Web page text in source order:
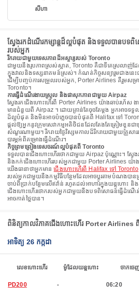
សីហា
ស្វែងរកដំណើរកម្សាន្តដ៏ល្អបំផុត និងទទួលបានបទពិ
របស់អ្នក
រីករាយជាមួយទេសភាពដ៏អស្ចារ្យរបស់ Toronto
ជាមួយនឹងរូបភាពស្រស់ស្អាត, Toronto គឺជាទីគេស្រលាញ់ដែ
ក្នុងវាលនិងទស្សនាគមន៍ស្រស់។ កំណត់កិច្ចសន្យារួមជាងនេះ
ដើម្បីបញ្ចប់ការសម្រួលរបស់អ្នក, Porter Airlines គឺរួមសម្រ
Toronto។
ការធ្វើដំណើរងាយស្រួល និងផាសុកភាពជាមួយ Airpaz
ស្វែងរកជើងហោះហើរពី Porter Airlines យ៉ាងឆាប់រហ័ស
មានជំនួយពី Airpaz ។ ដោយគ្រាន់តែចុចតែម្តង អ្នកអាចទ
ដ៏ល្អបំផុត និងមិនអាចបំភ្លេចបានបំផុតពី Halifax ទៅ
ផ្តល់ឱ្យអ្នកនូវក្រុមសេវាកម្មអតិថិជនដែលតែងតែត្រៀមខ្លួន
សំណួរណាមួយ។ រីករាយថ្ងៃវិស្សមកាលដ៏រីករាយជាមួយគ្រួសា
បារម្ភអំពីគម្រោងធ្វើដំណើរ។
កិច្ចព្រមព្រៀងទេសចរណ៍ល្អបំផុតពី Toronto
ទទួលបានជើងហោះហើរថោកជាមួយ Airpaz ប៉ុណ្ណោះ។ ស្វែ
និងកក់ជើងហោះហើររបស់អ្នកជាមួយ Porter Airlines យ៉ា
យើងធានាថាអ្នកមានជើងហោះហើរពី Halifax ទៅ Toronto
របស់អ្នកជាមួយនឹងកម្មវិធីបន្ថែមដែលអាចប្ដូរតាមបំណងបា
ចាប់ពីប្រាក់បន្ថែមលើឥវ៉ាន់ រហូតដល់អាហារក្នុងយន្តហោះ និ
ជើងហោះហើរថោករបស់អ្នកជាមួយនឹងបទពិសោធន៍ធ្វើដំណើ
អាចកាត់ថ្លៃបាន។
ពិនិត្យកាលវិភាគជើងហោះហើរ Porter
អាទិត្យ 26 កក្កដា
លេខហោះហើរ ម៉ូដែលយន្តហោះ ចាកចេ
PD200 - 06:20